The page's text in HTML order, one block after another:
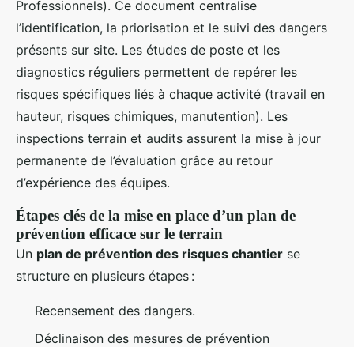
Professionnels). Ce document centralise
l’identification, la priorisation et le suivi des dangers
présents sur site. Les études de poste et les
diagnostics réguliers permettent de repérer les
risques spécifiques liés à chaque activité (travail en
hauteur, risques chimiques, manutention). Les
inspections terrain et audits assurent la mise à jour
permanente de l’évaluation grâce au retour
d’expérience des équipes.
Étapes clés de la mise en place d’un plan de
prévention efficace sur le terrain
Un plan de prévention des risques chantier se
structure en plusieurs étapes :
Recensement des dangers.
Déclinaison des mesures de prévention